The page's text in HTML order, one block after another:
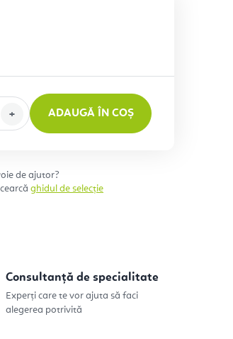
ADAUGĂ ÎN COȘ
de ajutor?
ghidul de selecție
Consultanță de specialitate
Experți care te vor ajuta să faci
alegerea potrivită